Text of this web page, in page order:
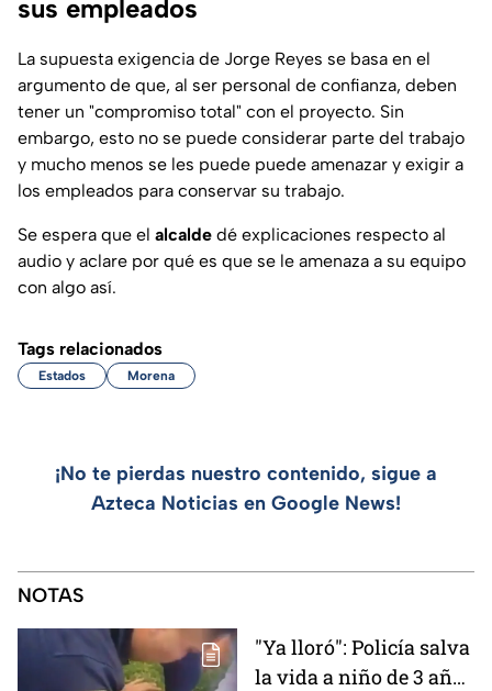
sus empleados
La supuesta exigencia de Jorge Reyes se basa en el
argumento de que, al ser personal de confianza, deben
tener un "compromiso total" con el proyecto. Sin
embargo, esto no se puede considerar parte del trabajo
y mucho menos se les puede puede amenazar y exigir a
los empleados para conservar su trabajo.
Se espera que el alcalde dé explicaciones respecto al
audio y aclare por qué es que se le amenaza a su equipo
con algo así.
Tags relacionados
Estados Morena
¡No te pierdas nuestro contenido, sigue a
Azteca Noticias en Google News!
NOTAS
"Ya lloró": Policía salva
la vida a niño de 3 años